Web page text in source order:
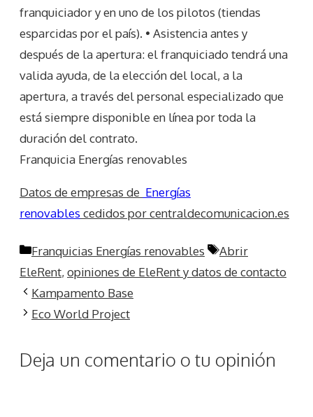
franquiciador y en uno de los pilotos (tiendas
esparcidas por el país). • Asistencia antes y
después de la apertura: el franquiciado tendrá una
valida ayuda, de la elección del local, a la
apertura, a través del personal especializado que
está siempre disponible en línea por toda la
duración del contrato.
Franquicia Energías renovables
Datos de empresas de Energías
renovables cedidos por centraldecomunicacion.es
Categorías
Franquicias Energías renovables Etiquetas
Abrir
EleRent, opiniones de EleRent y datos de contacto
Kampamento Base
Eco World Project
Deja un comentario o tu opinión